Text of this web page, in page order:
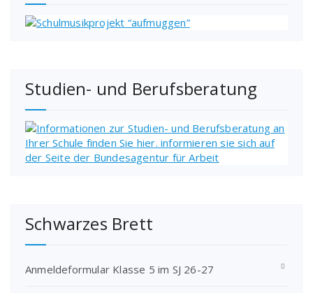
Studien- und Berufsberatung
Schwarzes Brett
Anmeldeformular Klasse 5 im SJ 26-27